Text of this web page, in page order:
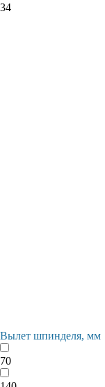
34
Вылет шпинделя, мм
70